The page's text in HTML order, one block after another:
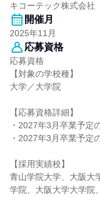
キコーテック株式会社
開催月
2025年11月
応募資格
応募資格
【対象の学校種】
大学／大学院
【応募資格詳細】
・2027年3月卒業予定
・2027年3月卒業予定
【採用実績校】
青山学院大学、大阪大
学院、大阪大学大学院